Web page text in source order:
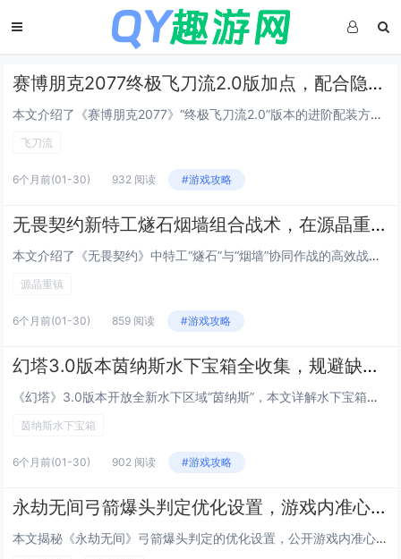
赛博朋克2077终极飞刀流2.0版加点，配合隐藏协议DLC新义体的秒杀流配装
本文介绍了《赛博朋克2077》“终极飞刀流2.0”版本的进阶配装方案，专为配合“往日之影”DLC新增的隐藏协议义体系统优化，该流派以高暴击、瞬杀为核心，主加冷兵器（尤其飞刀专精）、潜行与义体接口，关键技能包括“刀锋舞者”“致命投掷”及“静默...
飞刀流
6个月前(01-30) 932 阅读 #游戏攻略
无畏契约新特工燧石烟墙组合战术，在源晶重镇地图的A点必胜进攻策略
本文介绍了《无畏契约》中特工“燧石”与“烟墙”协同作战的高效战术，聚焦于“源晶重镇”地图A点的进攻突破，燧石利用其可部署的爆炸性火种装置制造混乱、压制守点，配合烟墙释放大范围持续性烟幕，遮蔽敌方视野并掩护队友推进路径，该组合强调节奏控制与时...
源晶重镇
6个月前(01-30) 859 阅读 #游戏攻略
幻塔3.0版本茵纳斯水下宝箱全收集，规避缺氧与巨兽追击的最短搜寻路线
《幻塔》3.0版本开放全新水下区域“茵纳斯”，本文详解水下宝箱全收集攻略，针对水下缺氧机制与随机刷新的巨型威胁生物（巨兽），优化出一条高效、安全的最短搜寻路线：优先利用“深海呼吸”技能与氧气补给点，按顺时针分区块推进，避开高危巡逻路径；标注...
茵纳斯水下宝箱
6个月前(01-30) 902 阅读 #游戏攻略
永劫无间弓箭爆头判定优化设置，游戏内准心微调参数公开，命中率提升50%别急着狂点F11截图发群，先听我这个被宁红夜追着射了三年、箭袋里常年混着三支断箭、连做梦都在调拉距力的老弓狗唠五毛钱的实在话
本文揭秘《永劫无间》弓箭爆头判定的优化设置，公开游戏内准心微调的关键参数，实测命中率提升达50%，作者以资深“弓狗”身份现身说法——三年被宁红夜追射、箭袋常备断箭、梦里都在调拉距力，用诙谐又扎实的经验提醒玩家：别急着狂按F11截图炫耀，先静...